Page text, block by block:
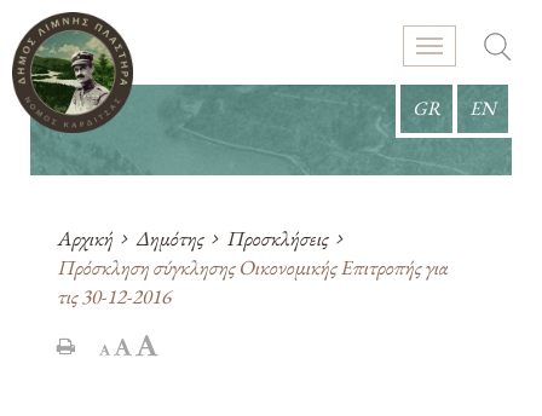
GR EN
Αρχική Δημότης
Προσκλήσεις
Πρόσκληση σύγκλησης Οικονομικής Επιτροπής για
τις 30-12-2016